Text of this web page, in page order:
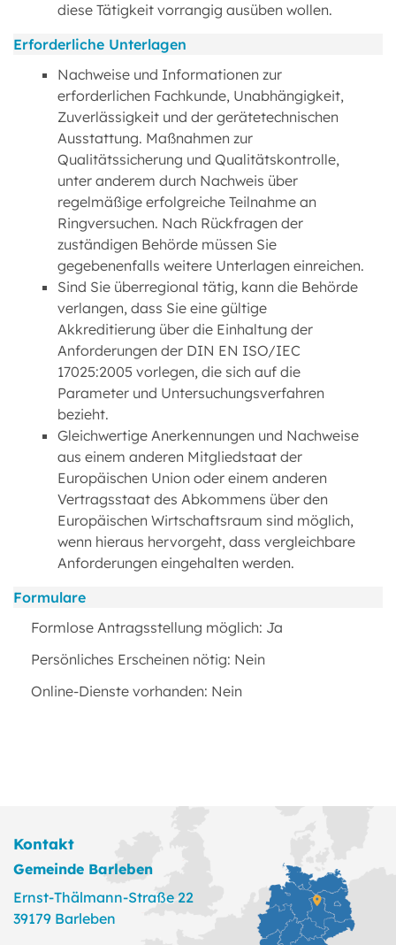
diese Tätigkeit vorrangig ausüben wollen.
Erforderliche Unterlagen
Nachweise und Informationen zur
erforderlichen Fachkunde, Unabhängigkeit,
Zuverlässigkeit und der gerätetechnischen
Ausstattung. Maßnahmen zur
Qualitätssicherung und Qualitätskontrolle,
unter anderem durch Nachweis über
regelmäßige erfolgreiche Teilnahme an
Ringversuchen. Nach Rückfragen der
zuständigen Behörde müssen Sie
gegebenenfalls weitere Unterlagen einreichen.
Sind Sie überregional tätig, kann die Behörde
verlangen, dass Sie eine gültige
Akkreditierung über die Einhaltung der
Anforderungen der DIN EN ISO/IEC
17025:2005 vorlegen, die sich auf die
Parameter und Untersuchungsverfahren
bezieht.
Gleichwertige Anerkennungen und Nachweise
aus einem anderen Mitgliedstaat der
Europäischen Union oder einem anderen
Vertragsstaat des Abkommens über den
Europäischen Wirtschaftsraum sind möglich,
wenn hieraus hervorgeht, dass vergleichbare
Anforderungen eingehalten werden.
Formulare
Formlose Antragsstellung möglich: Ja
Persönliches Erscheinen nötig: Nein
Online-Dienste vorhanden: Nein
Kontakt
Gemeinde Barleben
Ernst-Thälmann-Straße 22
39179 Barleben